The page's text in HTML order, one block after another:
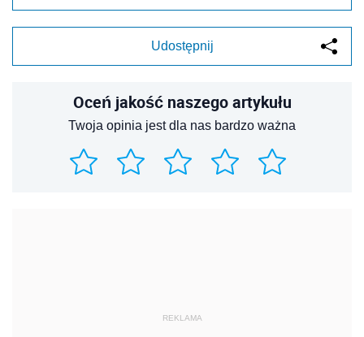
Udostępnij
Oceń jakość naszego artykułu
Twoja opinia jest dla nas bardzo ważna
REKLAMA